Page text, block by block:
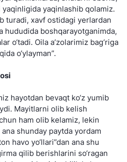
yaqinlashib qolamiz.
turadi, xavf ostidagi yerlardan
hududida boshqarayotganimda,
o‘tadi. Oila a’zolarimiz bag‘riga
o‘ylayman”.
hayotdan bevaqt ko‘z yumib
Mayitlarni olib kelish
ham olib kelamiz, lekin
shunday paytda yordam
havo yo‘llari”dan ana shu
qilib berishlarini so‘ragan